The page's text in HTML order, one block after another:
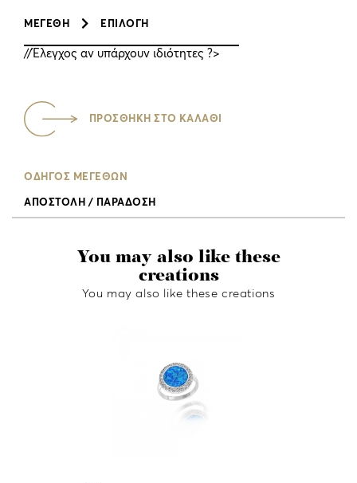
ΜΕΓΕΘΗ ΕΠΙΛΟΓΉ
//Έλεγχος αν υπάρχουν ιδιότητες ?>
ΠΡΟΣΘΗΚΗ ΣΤΟ ΚΑΛΑΘΙ
ΟΔΗΓΟΣ ΜΕΓΕΘΩΝ
ΑΠΟΣΤΟΛΗ / ΠΑΡΑΔΟΣΗ
You may also like these
creations
You may also like these creations